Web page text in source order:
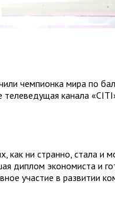
чемпионка мира по
канала
как ни странно, стала и
диплом экономиста и
участие в развитии